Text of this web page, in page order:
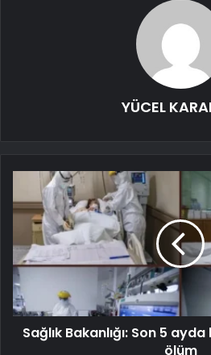
YÜCEL
Sağlık Bakanlığı: Son 5
ölüm